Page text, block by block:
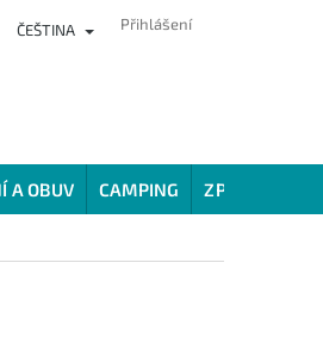
OBCHODU VĚRNOSTNÍ
ČEŠTINA Přihlášení
A OBUV CAMPING ZPŮSOBY